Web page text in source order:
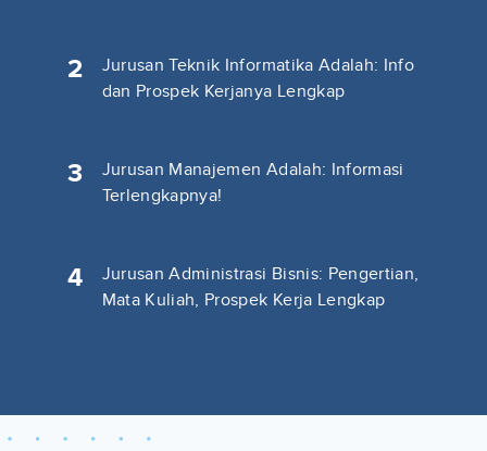
2
Jurusan Teknik Informatika Adalah: Info
dan Prospek Kerjanya Lengkap
3
Jurusan Manajemen Adalah: Informasi
Terlengkapnya!
4
Jurusan Administrasi Bisnis: Pengertian,
Mata Kuliah, Prospek Kerja Lengkap